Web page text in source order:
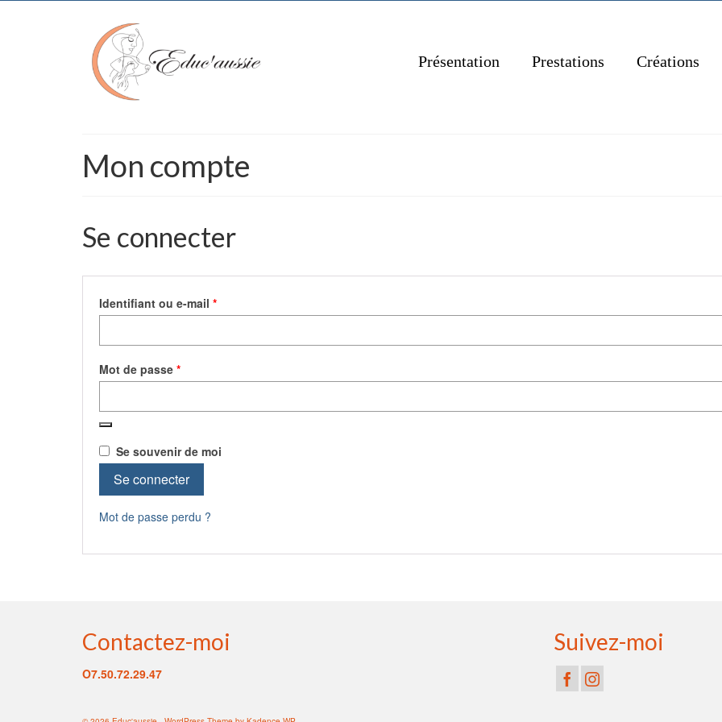
Présentation Prestations Créations
Mon compte
Se connecter
Identifiant ou e-mail *Obligatoire
Mot de passe *Obligatoire
Se souvenir de moi
Se connecter
Mot de passe perdu ?
Contactez-moi
O7.50.72.29.47
Suivez-moi